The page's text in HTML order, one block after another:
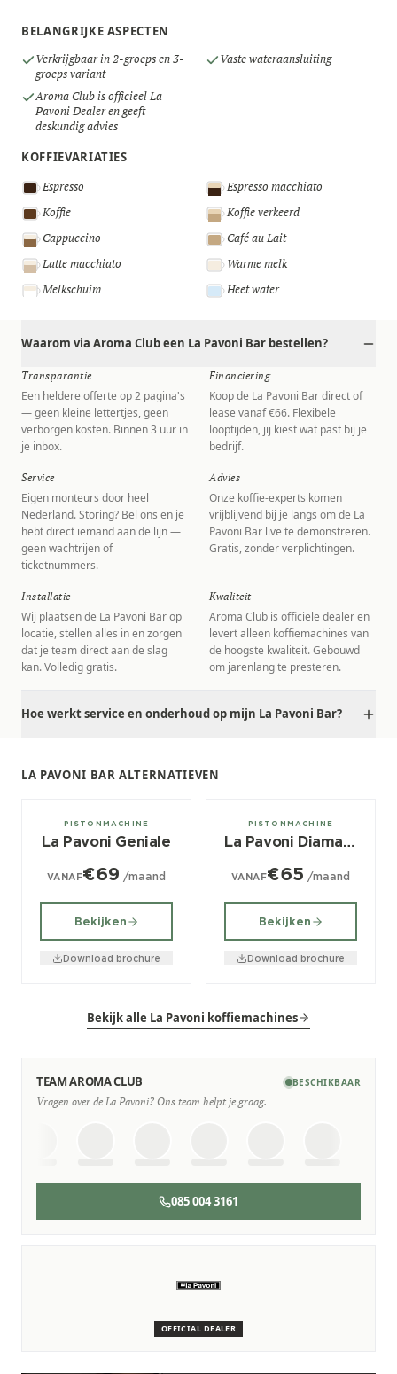
BELANGRIJKE ASPECTEN
Verkrijgbaar in 2-groeps en 3-
groeps variant
Vaste wateraansluiting
Aroma Club is officieel La
Pavoni Dealer en geeft
deskundig advies
KOFFIEVARIATIES
Espresso
Espresso macchiato
Koffie
Koffie verkeerd
Cappuccino
Café au Lait
Latte macchiato
Warme melk
Melkschuim
Heet water
Waarom via Aroma Club een La Pavoni Bar bestellen?
Transparantie
Een heldere offerte op 2 pagina's
— geen kleine lettertjes, geen
verborgen kosten. Binnen 3 uur in
je inbox.
Financiering
Koop de La Pavoni Bar direct of
lease vanaf €66. Flexibele
looptijden, jij kiest wat past bij je
bedrijf.
Service
Eigen monteurs door heel
Nederland. Storing? Bel ons en je
hebt direct iemand aan de lijn —
geen wachtrijen of
ticketnummers.
Advies
Onze koffie-experts komen
vrijblijvend bij je langs om de La
Pavoni Bar live te demonstreren.
Gratis, zonder verplichtingen.
Installatie
Wij plaatsen de La Pavoni Bar op
locatie, stellen alles in en zorgen
dat je team direct aan de slag
kan. Volledig gratis.
Kwaliteit
Aroma Club is officiële dealer en
levert alleen koffiemachines van
de hoogste kwaliteit. Gebouwd
om jarenlang te presteren.
Hoe werkt service en onderhoud op mijn La Pavoni Bar?
LA PAVONI BAR ALTERNATIEVEN
2, 3 groeps
PISTONMACHINE
La Pavoni Geniale
VANAF€69 /maand
Bekijken
Download brochure
2, 3 groeps
PISTONMACHINE
La Pavoni Diamant Corso
VANAF€65 /maand
Bekijken
Download brochure
Bekijk alle La Pavoni koffiemachines
TEAM AROMA CLUB BESCHIKBAAR
Vragen over de La Pavoni? Ons team helpt je graag.
085 004 3161
OFFICIAL DEALER
Wij staan voor je klaar
Persoonlijk, snel en zonder gedoe.